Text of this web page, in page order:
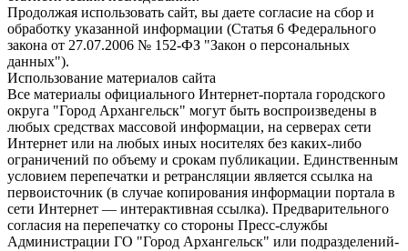
Продолжая использовать сайт, вы даете согласие на сбор и
обработку указанной информации (Статья 6 Федерального
закона от 27.07.2006 № 152-ФЗ "Закон о персональных
данных").
Использование материалов сайта
Все материалы официального Интернет-портала городского
округа "Город Архангельск" могут быть воспроизведены в
любых средствах массовой информации, на серверах сети
Интернет или на любых иных носителях без каких-либо
ограничений по объему и срокам публикации. Единственным
условием перепечатки и ретрансляции является ссылка на
первоисточник (в случае копирования информации портала в
сети Интернет — интерактивная ссылка). Предварительного
согласия на перепечатку со стороны Пресс-службы
Администрации ГО "Город Архангельск" или подразделений-